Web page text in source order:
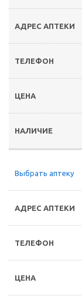
Выбрать аптеку